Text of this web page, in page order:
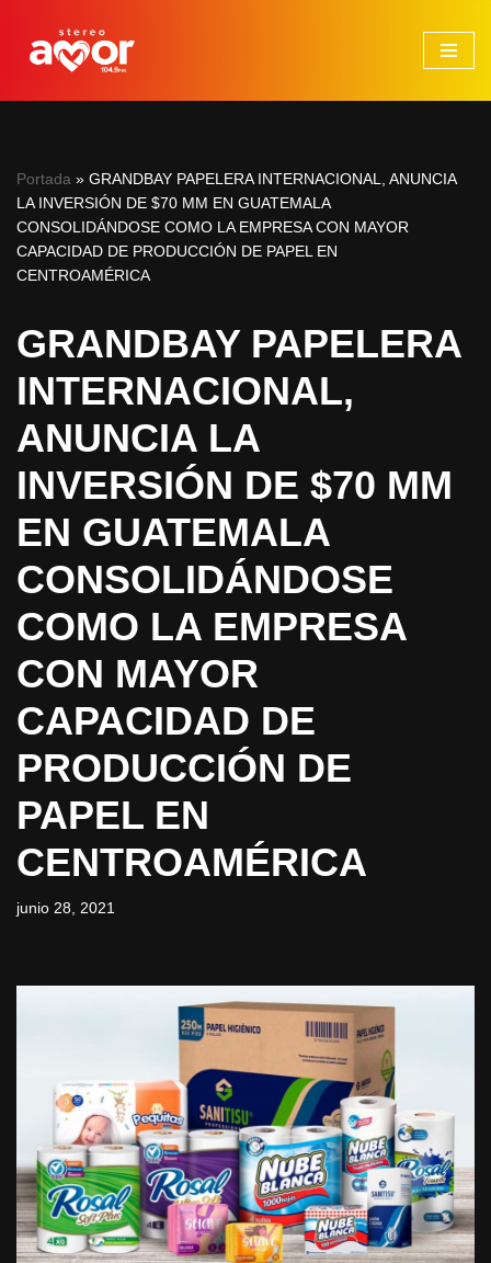
Saltar
Portada » GRANDBAY PAPELERA INTERNACIONAL, ANUNCIA
LA INVERSIÓN DE $70 MM EN GUATEMALA
CONSOLIDÁNDOSE COMO LA EMPRESA CON MAYOR
CAPACIDAD DE PRODUCCIÓN DE PAPEL EN
CENTROAMÉRICA
GRANDBAY PAPELERA
INTERNACIONAL,
ANUNCIA LA
INVERSIÓN DE $70 MM
EN GUATEMALA
CONSOLIDÁNDOSE
COMO LA EMPRESA
CON MAYOR
CAPACIDAD DE
PRODUCCIÓN DE
PAPEL EN
CENTROAMÉRICA
junio 28, 2021